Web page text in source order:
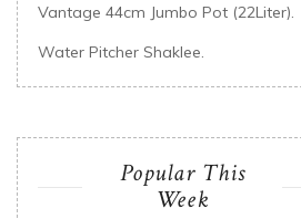
Vantage 44cm Jumbo Pot (22Liter).
Water Pitcher Shaklee.
Popular This
Week